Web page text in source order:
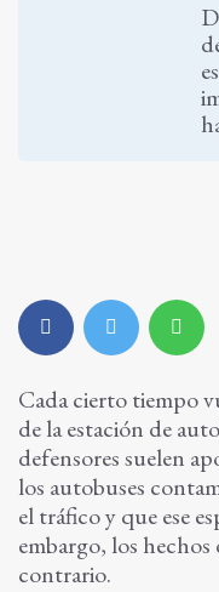
Cada cierto tiempo
de la estación de
defensores suelen
los autobuses
el tráfico y que ese
embargo, los
contrario.